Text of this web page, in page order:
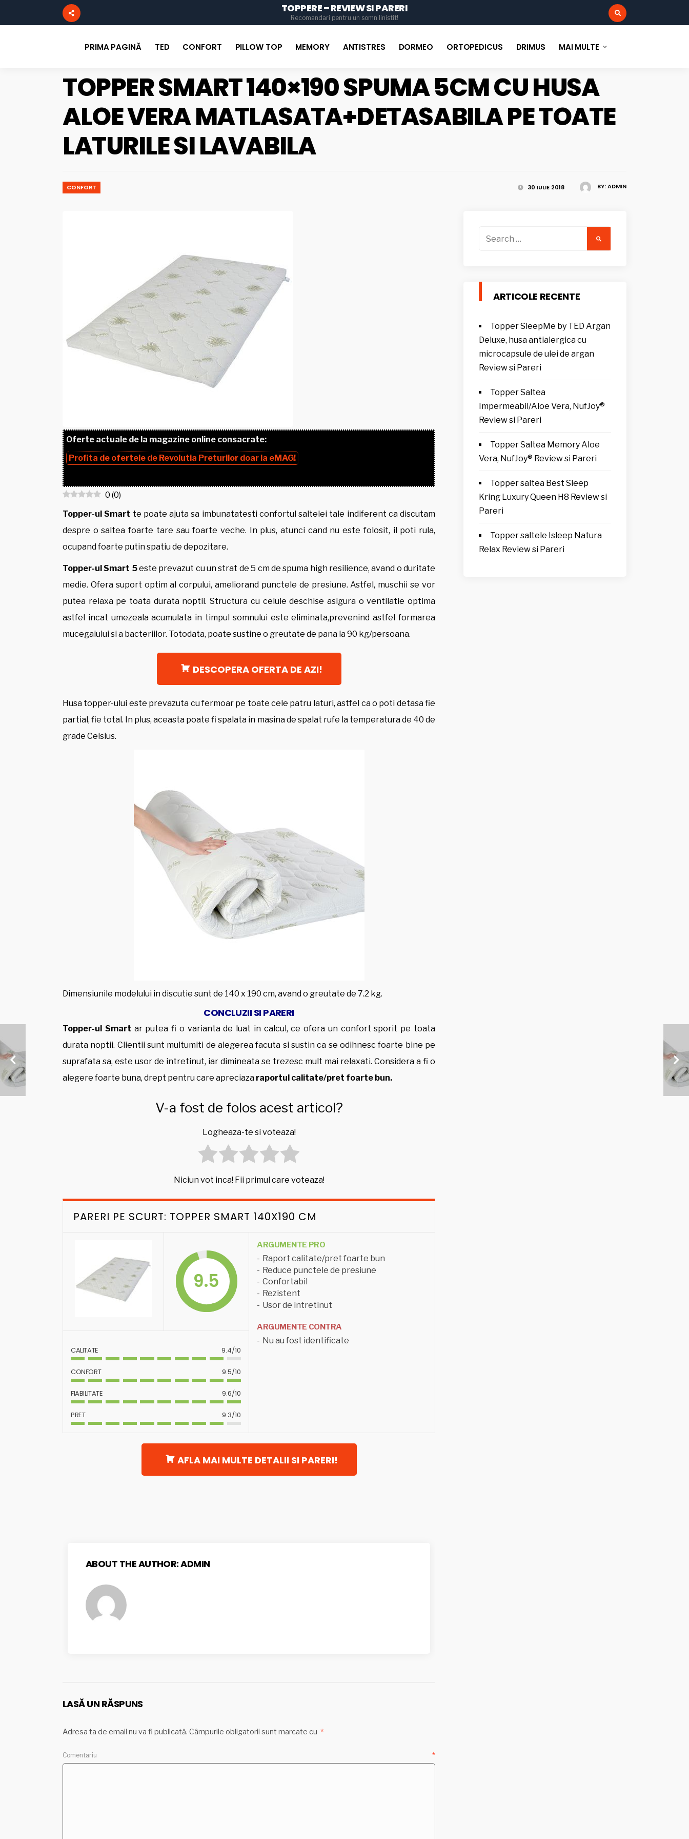
TOPPERE – REVIEW SI PARERI
Recomandari pentru un somn linistit!
PRIMA PAGINĂ TED CONFORT PILLOW TOP MEMORY ANTISTRES DORMEO ORTOPEDICUS DRIMUS MAI MULTE
TOPPER SMART 140×190 SPUMA 5CM CU HUSA
ALOE VERA MATLASATA+DETASABILA PE TOATE
LATURILE SI LAVABILA
BY:ADMIN
30 IULIE 2018
CONFORT
Oferte actuale de la magazine online consacrate:
Profita de ofertele de Revolutia Preturilor doar la eMAG!
0 (0)
Topper-ul Smart te poate ajuta sa imbunatatesti confortul saltelei tale indiferent ca discutam
despre o saltea foarte tare sau foarte veche. In plus, atunci cand nu este folosit, il poti rula,
ocupand foarte putin spatiu de depozitare.
Topper-ul Smart 5este prevazut cu un strat de 5 cm de spuma high resilience, avand o duritate
medie. Ofera suport optim al corpului, ameliorand punctele de presiune. Astfel, muschii se vor
putea relaxa pe toata durata noptii. Structura cu celule deschise asigura o ventilatie optima
astfel incat umezeala acumulata in timpul somnului este eliminata,prevenind astfel formarea
mucegaiului si a bacteriilor. Totodata, poate sustine o greutate de pana la 90 kg/persoana.
DESCOPERA OFERTA DE AZI!
Husa topper-ului este prevazuta cu fermoar pe toate cele patru laturi, astfel ca o poti detasa fie
partial, fie total. In plus, aceasta poate fi spalata in masina de spalat rufe la temperatura de 40 de
grade Celsius.
Dimensiunile modelului in discutie sunt de 140 x 190 cm, avand o greutate de 7.2 kg.
CONCLUZII SI PARERI
Topper-ul Smart ar putea fi o varianta de luat in calcul, ce ofera un confort sporit pe toata
durata noptii. Clientii sunt multumiti de alegerea facuta si sustin ca se odihnesc foarte bine pe
suprafata sa, este usor de intretinut, iar dimineata se trezesc mult mai relaxati. Considera a fi o
alegere foarte buna, drept pentru care apreciaza raportul calitate/pret foarte bun.
V-a fost de folos acest articol?
Logheaza-te si voteaza!
Niciun vot inca! Fii primul care voteaza!
PARERI PE SCURT: TOPPER SMART 140X190 CM
9.5
CALITATE 9.4/10
CONFORT 9.5/10
FIABILITATE 9.6/10
PRET 9.3/10
ARGUMENTE PRO
Raport calitate/pret foarte bun
Reduce punctele de presiune
Confortabil
Rezistent
Usor de intretinut
ARGUMENTE CONTRA
Nu au fost identificate
AFLA MAI MULTE DETALII SI PARERI!
ABOUT THE AUTHOR:ADMIN
LASĂ UN RĂSPUNS
Adresa ta de email nu va fi publicată. Câmpurile obligatorii sunt marcate cu *
Comentariu *
ARTICOLE RECENTE
Topper SleepMe by TED Argan
Deluxe, husa antialergica cu
microcapsule de ulei de argan
Review si Pareri
Topper Saltea
Impermeabil/Aloe Vera, NufJoy®
Review si Pareri
Topper Saltea Memory Aloe
Vera, NufJoy® Review si Pareri
Topper saltea Best Sleep
Kring Luxury Queen H8 Review si
Pareri
Topper saltele Isleep Natura
Relax Review si Pareri